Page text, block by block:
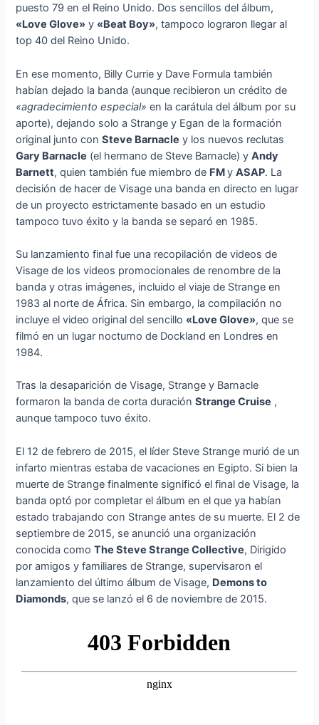
puesto 79 en el Reino Unido. Dos sencillos del álbum,
«Love Glove» y «Beat Boy», tampoco lograron llegar al
top 40 del Reino Unido.
En ese momento, Billy Currie y Dave Formula también
habían dejado la banda (aunque recibieron un crédito de
«agradecimiento especial» en la carátula del álbum por su
aporte), dejando solo a Strange y Egan de la formación
original junto conSteve Barnacle y los nuevos reclutas
Gary Barnacle (el hermano de Steve Barnacle) yAndy
Barnett, quien también fue miembro de FMyASAP. La
decisión de hacer de Visage una banda en directo en lugar
de un proyecto estrictamente basado en un estudio
tampoco tuvo éxito y la banda se separó en 1985.
Su lanzamiento final fue una recopilación de videos de
Visage de los videos promocionales de renombre de la
banda y otras imágenes, incluido el viaje de Strange en
1983 al norte de África. Sin embargo, la compilación no
incluye el video original del sencillo «Love Glove», que se
filmó en un lugar nocturno de Dockland en Londres en
1984.
Tras la desaparición de Visage, Strange y Barnacle
formaron la banda de corta duraciónStrange Cruise ,
aunque tampoco tuvo éxito.
El 12 de febrero de 2015, el líder Steve Strange murió de un
infarto mientras estaba de vacaciones en Egipto. Si bien la
muerte de Strange finalmente significó el final de Visage, la
banda optó por completar el álbum en el que ya habían
estado trabajando con Strange antes de su muerte. El 2 de
septiembre de 2015, se anunció una organización
conocida comoThe Steve Strange Collective, Dirigido
por amigos y familiares de Strange, supervisaron el
lanzamiento del último álbum de Visage, Demons to
Diamonds, que se lanzó el 6 de noviembre de 2015.